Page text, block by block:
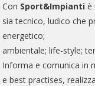
Con Sport&Impianti è
sia tecnico, ludico che
energetico;
ambientale; life-style;
Informa e comunica in
e best practises,